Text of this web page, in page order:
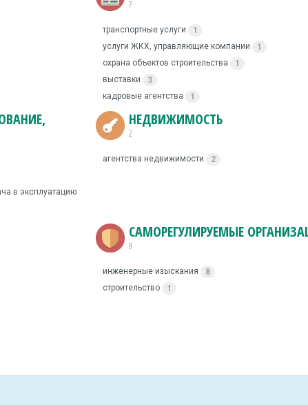
7
транспортные услуги
1
услуги ЖКХ, управляющие компании
1
охрана объектов строительства
1
выставки
3
кадровые агентства
1
в эксплуатацию
НЕДВИЖИМОСТЬ
2
агентства недвижимости 2
САМОРЕГУЛИРУЕМЫЕ
9
инженерные изыскания
8
строительство
1